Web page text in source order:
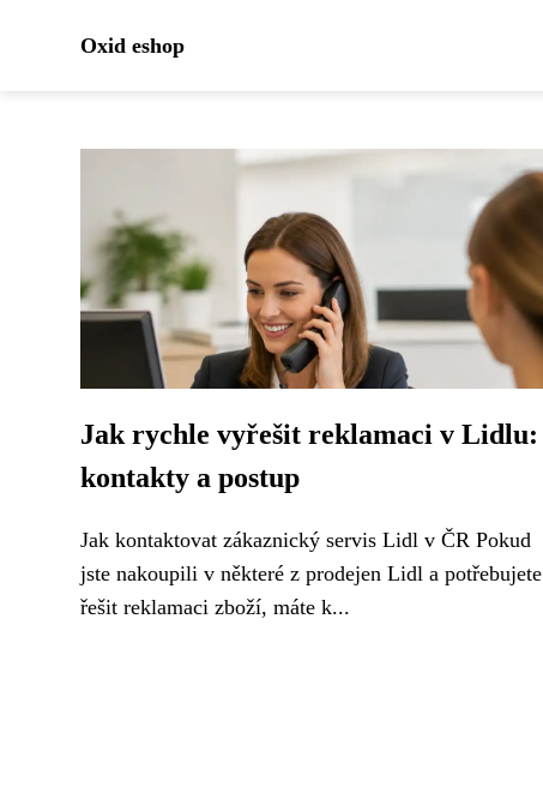
Oxid eshop
Jak rychle vyřešit reklamaci v Lidlu:
kontakty a postup
Jak kontaktovat zákaznický servis Lidl v ČR Pokud
jste nakoupili v některé z prodejen Lidl a potřebujete
řešit reklamaci zboží, máte k...